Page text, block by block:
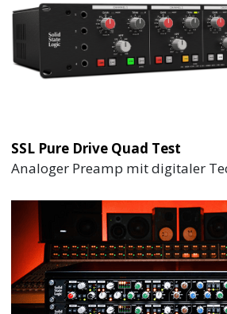
SSL Pure Drive Quad Test
Analoger Preamp mit digitaler